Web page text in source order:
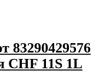
83290429576
CHF 11S 1L